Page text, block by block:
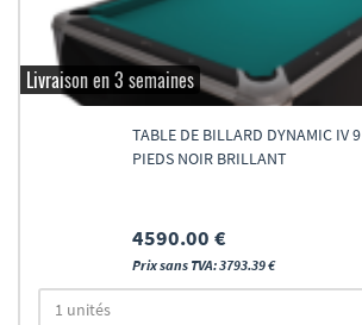
Livraison en 3 semaines
TABLE DE BILLARD DYNAMIC IV 9
PIEDS NOIR BRILLANT
4590.00 €
Prix sans TVA: 3793.39 €